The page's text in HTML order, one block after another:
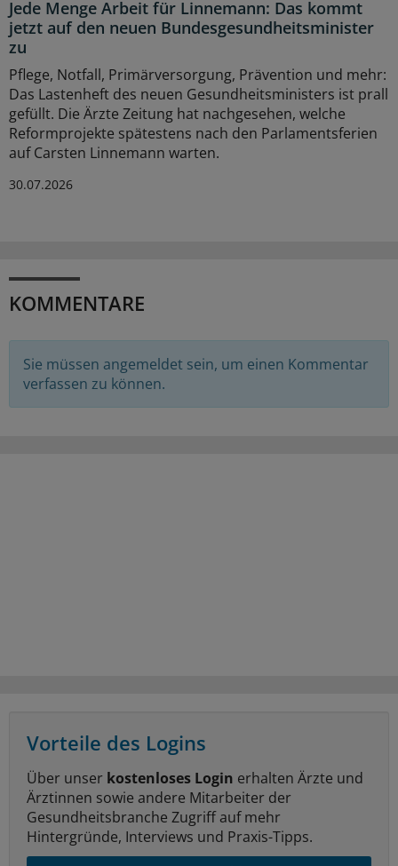
Jede Menge Arbeit für Linnemann: Das kommt
jetzt auf den neuen Bundesgesundheitsminister
zu
Pflege, Notfall, Primärversorgung, Prävention und mehr:
Das Lastenheft des neuen Gesundheitsministers ist prall
gefüllt. Die Ärzte Zeitung hat nachgesehen, welche
Reformprojekte spätestens nach den Parlamentsferien
auf Carsten Linnemann warten.
30.07.2026
KOMMENTARE
Sie müssen angemeldet sein, um einen Kommentar
verfassen zu können.
Vorteile des Logins
Über unser kostenloses Login erhalten Ärzte und
Ärztinnen sowie andere Mitarbeiter der
Gesundheitsbranche Zugriff auf mehr
Hintergründe, Interviews und Praxis-Tipps.